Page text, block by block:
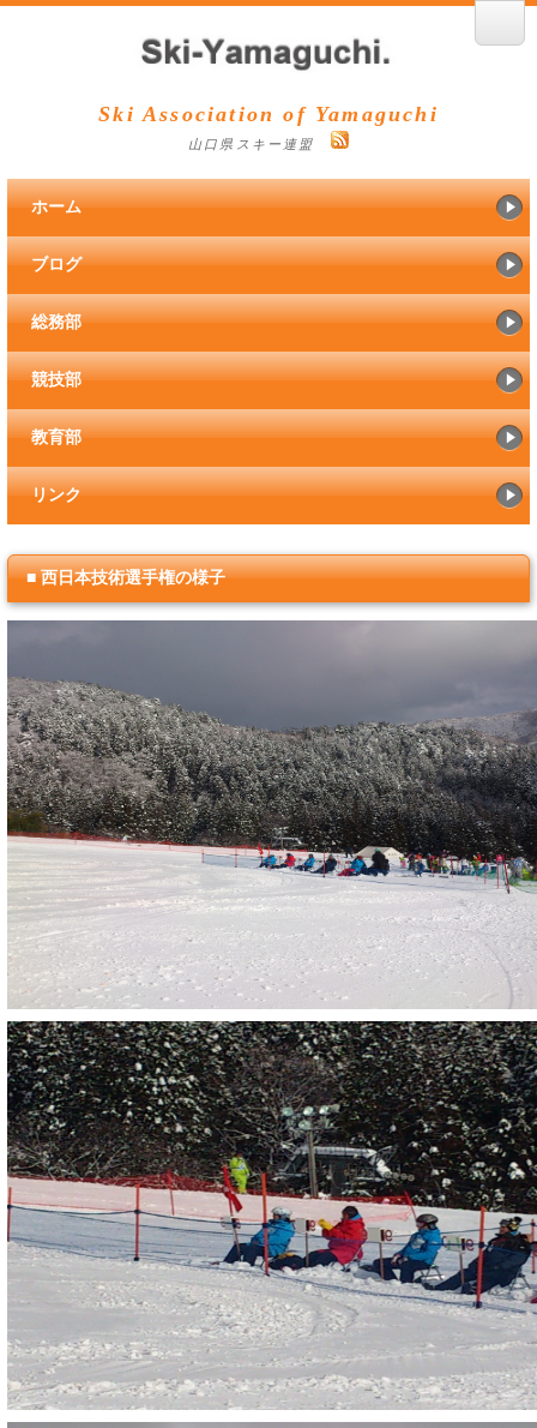
Ski Association of Yamaguchi
山口県スキー連盟
ホーム
ブログ
総務部
競技部
教育部
リンク
■ 西日本技術選手権の様子